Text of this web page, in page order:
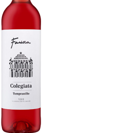
Rosado
2025
5,80€